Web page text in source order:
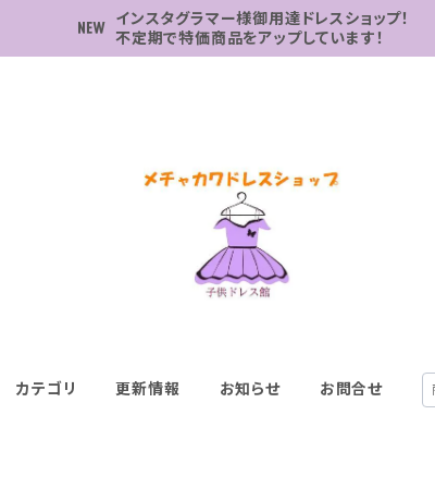
インスタグラマー様御用達ドレスショップ！
不定期で特価商品をアップしています！
カテゴリ 更新情報 お知らせ お問合せ